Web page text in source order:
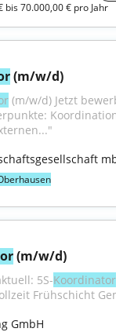
bis 70.000,00 € pro Jahr
(m/w/d)
(m/w/d) Jetzt
(m/w/d)
5S-Koordinator
Frühschicht
GmbH